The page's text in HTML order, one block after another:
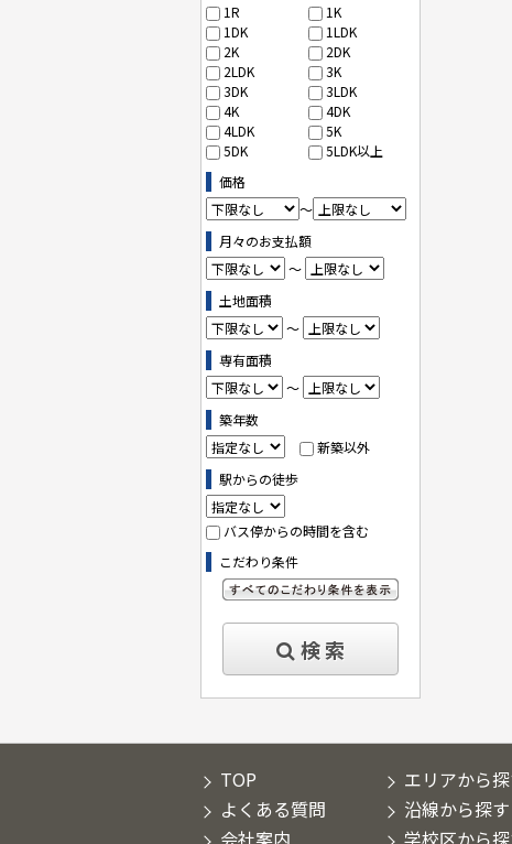
1R
1K
1DK
1LDK
2K
2DK
2LDK
3K
3DK
3LDK
4K
4DK
4LDK
5K
5DK
5LDK以上
価格
～
月々のお支払額
～
土地面積
～
専有面積
～
築年数
新築以外
駅からの徒歩
バス停からの時間を含む
こだわり条件
検 索
TOP
よくある質問
会社案内
エリアから
沿線から探す
学校区から